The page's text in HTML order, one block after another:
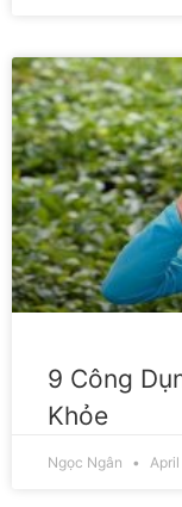
9 Công
Khỏe
Ngọc Ngân April